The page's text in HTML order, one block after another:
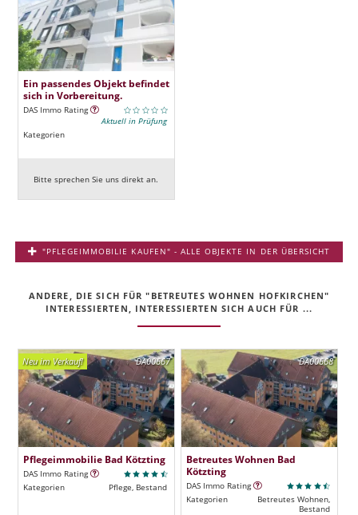
Ein passendes Objekt befindet
sich in Vorbereitung.
DAS Immo Rating
Aktuell in Prüfung
Kategorien
Bitte sprechen Sie uns direkt an.
"PFLEGEIMMOBILIE KAUFEN" - ALLE OBJEKTE IN DER ÜBERSICHT
ANDERE, DIE SICH FÜR "BETREUTES WOHNEN HOFKIRCHEN"
INTERESSIERTEN, INTERESSIERTEN SICH AUCH FÜR ...
DA00667
Neu im Verkauf!
Pflegeimmobilie Bad Kötzting
DAS Immo Rating
Kategorien
Pflege, Bestand
DA00668
Betreutes Wohnen Bad
Kötzting
DAS Immo Rating
Kategorien
Betreutes Wohnen,
Bestand